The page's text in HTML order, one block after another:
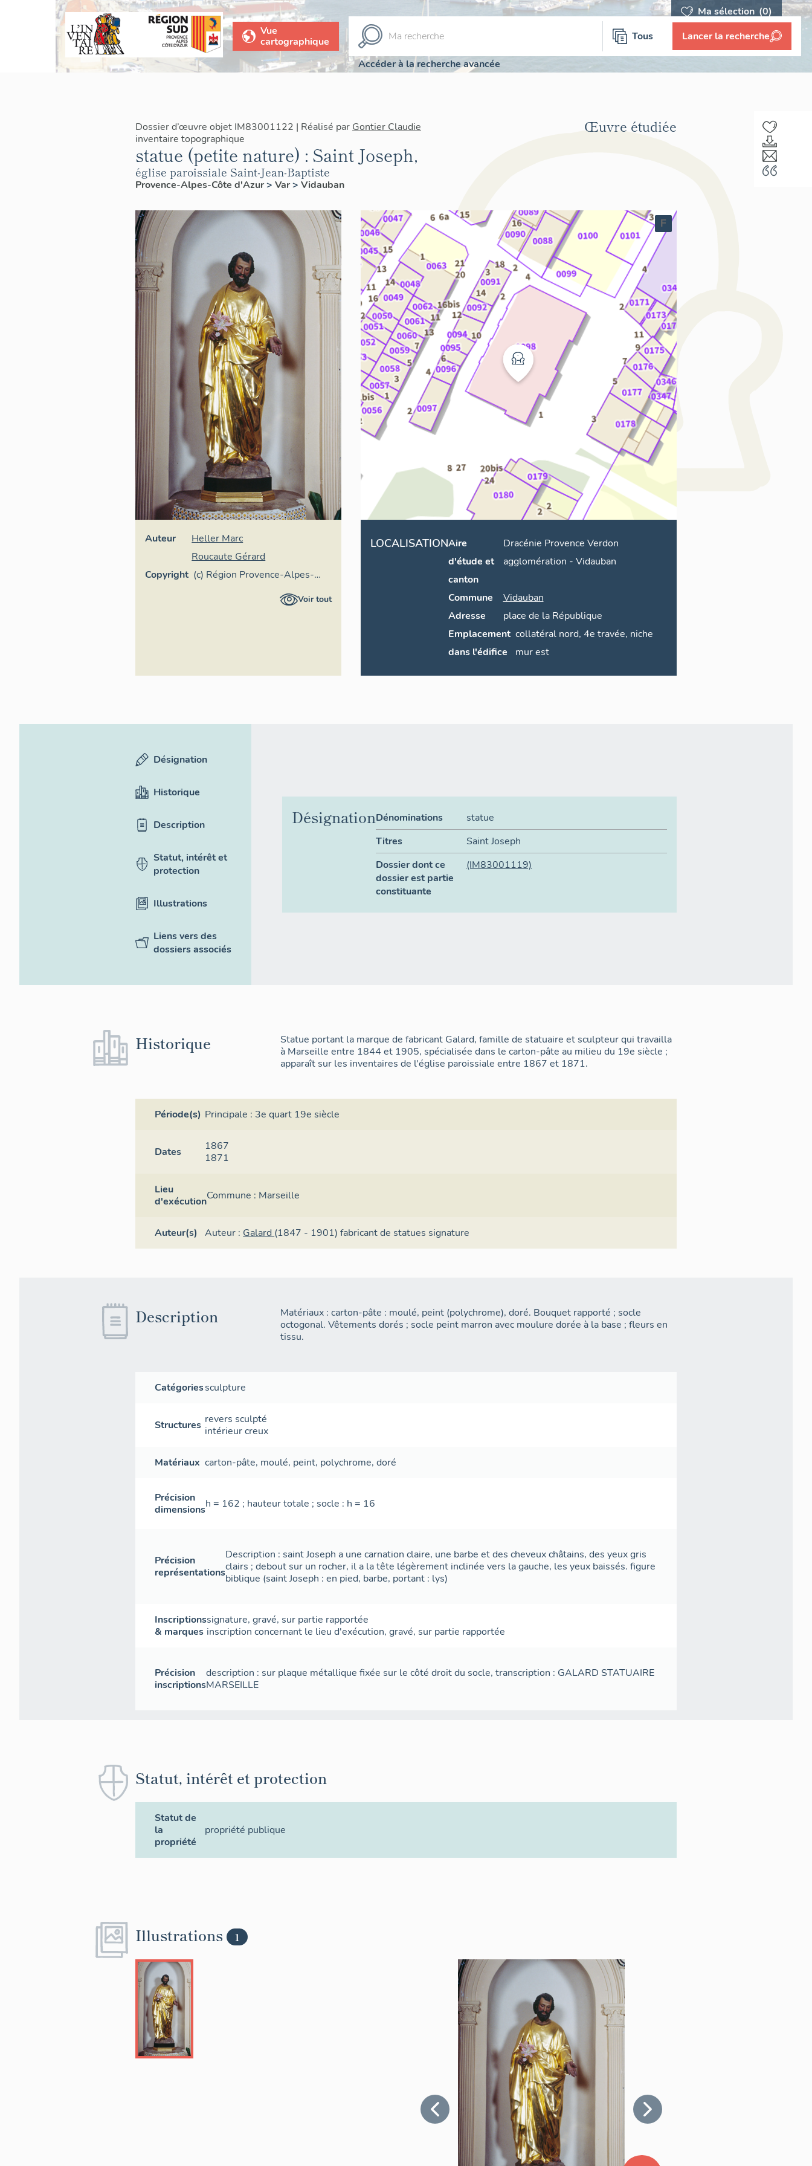
Ma sélection (0)
Vue
cartographique
Tous Lancer la recherche
Accéder à la recherche avancée
Dossier d’œuvre objet IM83001122 | Réalisé par Gontier Claudie
inventaire topographique
statue (petite nature) : Saint Joseph,
église paroissiale Saint-Jean-Baptiste
Provence-Alpes-Côte d'Azur> Var> Vidauban
Œuvre étudiée
Auteur
Heller Marc
Roucaute Gérard
Copyright (c) Région Provence-Alpes-
Côte d'Azur - InventaireVoir tout
F
LOCALISATIONAire
d'étude et
canton
Dracénie Provence Verdon
agglomération - Vidauban
Commune
Vidauban
Adresse
place de la République
Emplacement
dans l'édifice
collatéral nord, 4e travée, niche
mur est
Désignation
Historique
Description
Statut, intérêt et
protection
Illustrations
Liens vers des
dossiers associés
DésignationDénominations
statue
Titres
Saint Joseph
Dossier dont ce
dossier est partie
constituante
(IM83001119)
Historique
Statue portant la marque de fabricant Galard, famille de statuaire et sculpteur qui travailla
à Marseille entre 1844 et 1905, spécialisée dans le carton-pâte au milieu du 19e siècle ;
apparaît sur les inventaires de l'église paroissiale entre 1867 et 1871.
Période(s) Principale : 3e quart 19e siècle
Dates
1867
1871
Lieu
d'exécutionCommune : Marseille
Auteur(s) Auteur : Galard (1847 - 1901) fabricant de statues signature
Description
Matériaux : carton-pâte : moulé, peint (polychrome), doré. Bouquet rapporté ; socle
octogonal. Vêtements dorés ; socle peint marron avec moulure dorée à la base ; fleurs en
tissu.
Catégoriessculpture
Structures revers sculpté
intérieur creux
Matériaux carton-pâte, moulé, peint, polychrome,doré
Précision
dimensionsh = 162 ; hauteur totale ; socle : h = 16
Précision
représentations
Description : saint Joseph a une carnation claire, une barbe et des cheveux châtains, des yeux gris
clairs ; debout sur un rocher, il a la tête légèrement inclinée vers la gauche, les yeux baissés. figure
biblique (saint Joseph : en pied, barbe, portant : lys)
Inscriptions
& marques
signature, gravé, sur partie rapportée
inscription concernant le lieu d'exécution, gravé, sur partie rapportée
Précision
inscriptions
description : sur plaque métallique fixée sur le côté droit du socle, transcription : GALARD STATUAIRE
MARSEILLE
Statut, intérêt et protection
Statut de
la
propriété
propriété publique
Illustrations 1